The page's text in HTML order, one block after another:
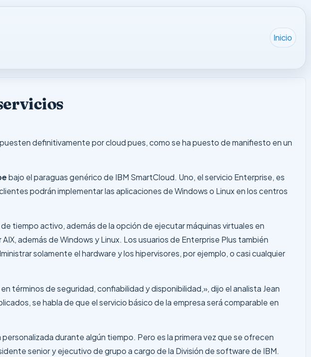
Inicio
definitivamente por cloud pues, como se ha puesto de manifiesto en un
bajo el paraguas genérico de IBM SmartCloud. Uno, el servicio Enterprise, es
podrán implementar las aplicaciones de Windows o Linux en los centros
tiempo activo, además de la opción de ejecutar máquinas virtuales en
además de Windows y Linux. Los usuarios de Enterprise Plus también
solamente el hardware y los hipervisores, por ejemplo, o casi cualquier
términos de seguridad, confiabilidad y disponibilidad,», dijo el analista Jean
se habla de que el servicio básico de la empresa será comparable en
durante algún tiempo. Pero es la primera vez que se ofrecen
senior y ejecutivo de grupo a cargo de la División de software de IBM.